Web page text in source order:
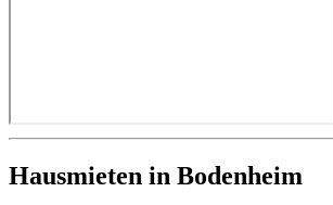
Hausmieten in Bodenheim